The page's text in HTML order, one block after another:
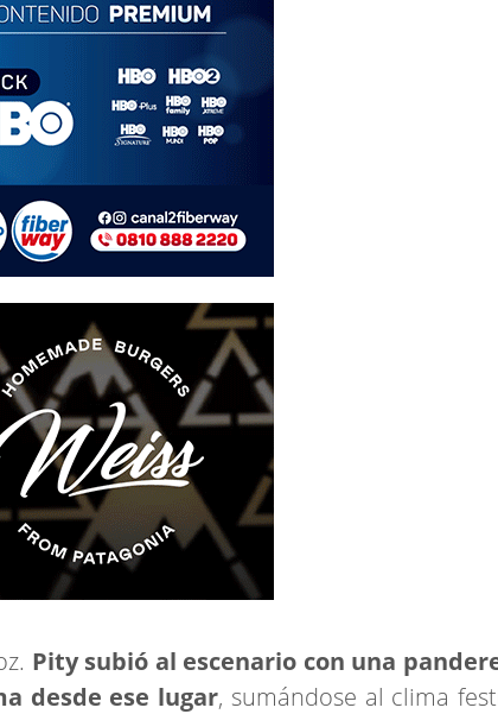
Pity subió al escenario con una
desde ese lugar, sumándose al clima